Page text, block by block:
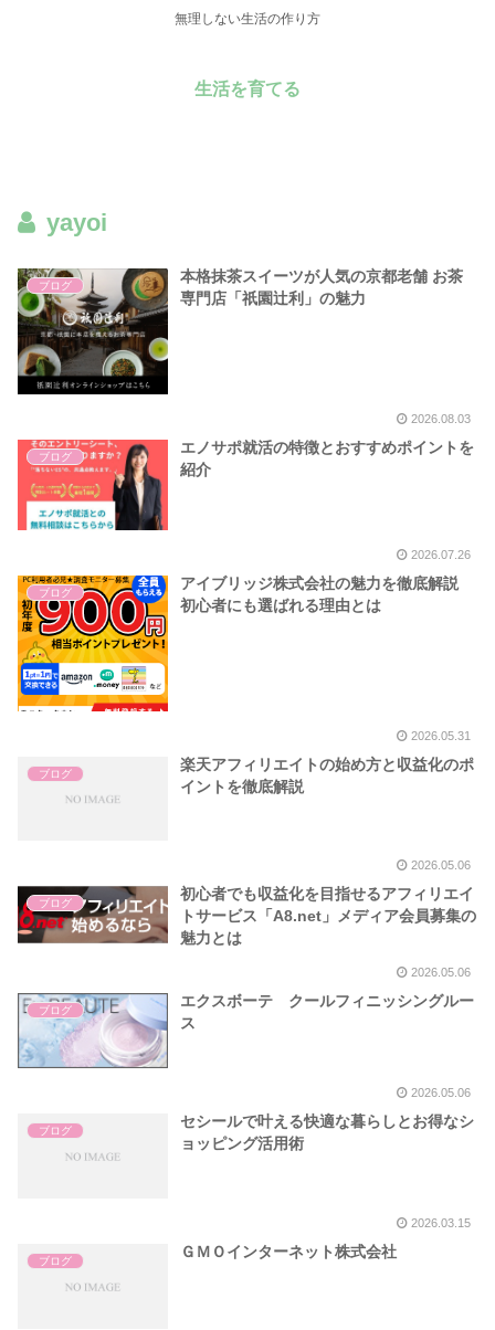
無理しない生活の作り方
生活を育てる
yayoi
ブログ
本格抹茶スイーツが人気の京都老舗 お茶
専門店「祇園辻利」の魅力
2026.08.03
ブログ
エノサポ就活の特徴とおすすめポイントを
紹介
2026.07.26
ブログ
アイブリッジ株式会社の魅力を徹底解説
初心者にも選ばれる理由とは
2026.05.31
ブログ
楽天アフィリエイトの始め方と収益化のポ
イントを徹底解説
2026.05.06
ブログ
初心者でも収益化を目指せるアフィリエイ
トサービス「A8.net」メディア会員募集の
魅力とは
2026.05.06
ブログ
エクスボーテ クールフィニッシングルー
ス
2026.05.06
ブログ
セシールで叶える快適な暮らしとお得なシ
ョッピング活用術
2026.03.15
ブログ
ＧＭＯインターネット株式会社